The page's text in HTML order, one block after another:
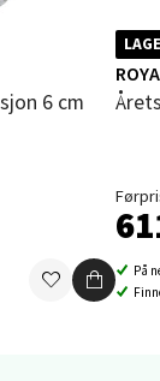
På
Sandvika